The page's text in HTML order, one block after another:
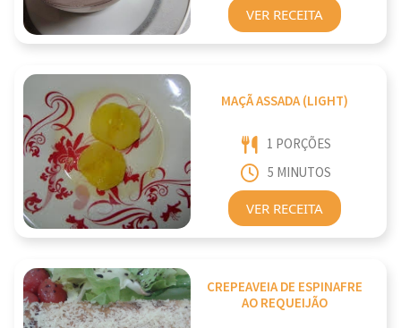
VER RECEITA
MAÇÃ ASSADA (LIGHT)
1 PORÇÕES
5 MINUTOS
VER RECEITA
CREPEAVEIA DE ESPINAFRE
AO REQUEIJÃO